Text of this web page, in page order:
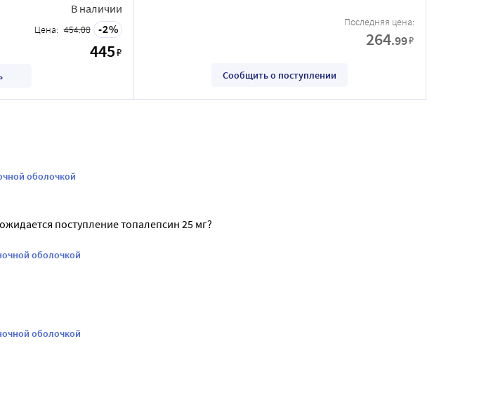
В наличии
Цена: 454.08 2
445₽
Последняя цена:
264.99₽
Сообщить о поступлении
оболочкой
поступление топалепсин 25 мг?
оболочкой
оболочкой